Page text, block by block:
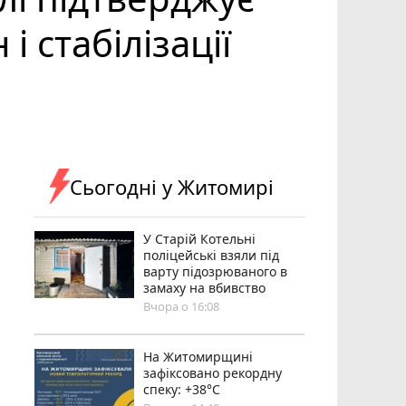
Сьогодні у Житомирі
У Старій Котельні
поліцейські взяли під
варту підозрюваного в
замаху на вбивство
Вчора о 16:08
Н️а Житомирщині
зафіксовано рекордну
спеку: +38°C